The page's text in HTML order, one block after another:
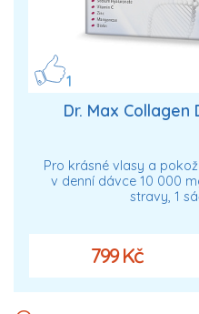
1
Dr. Max Collagen
Pro krásné vlasy a
v denní dávce 10 000
stravy, 1
799 Kč